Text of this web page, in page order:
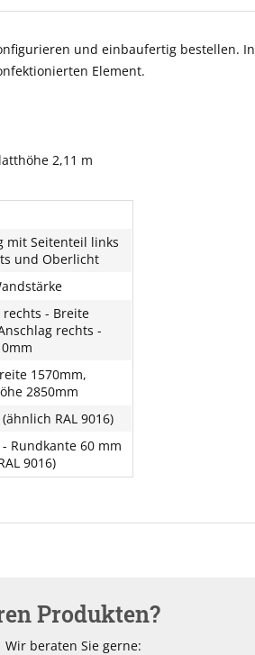
und einbaufertig bestellen.
Element.
2,11 m
mit Seitenteil links
und Oberlicht
rechts - Breite
rechts -
1570mm,
2850mm
RAL 9016)
Rundkante 60 mm
9016)
Produkten?
Wir beraten Sie gerne: